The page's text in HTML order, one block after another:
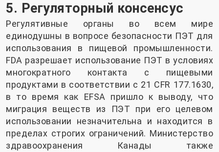
5. Регуляторный консенсус
Регулятивные органы во всем мире
единодушны в вопросе безопасности ПЭТ для
использования в пищевой промышленности.
FDA разрешает использование ПЭТ в условиях
многократного контакта с пищевыми
продуктами в соответствии с 21 CFR 177.1630,
в то время как EFSA пришло к выводу, что
миграция веществ из ПЭТ при его целевом
использовании незначительна и находится в
пределах строгих ограничений. Министерство
здравоохранения Канады также